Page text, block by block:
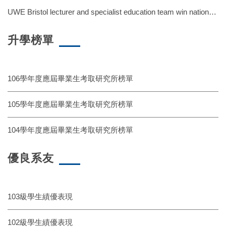
UWE Bristol lecturer and specialist education team win national teaching excellence awards
升學榜單
106學年度應屆畢業生考取研究所榜單
105學年度應屆畢業生考取研究所榜單
104學年度應屆畢業生考取研究所榜單
優良系友
103級學生績優表現
102級學生績優表現